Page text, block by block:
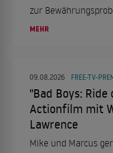
zur
MEHR
09.08.2026 FREE-TV-
"Bad Boys:
Actionfilm mit
Lawrence
Mike und Marcus